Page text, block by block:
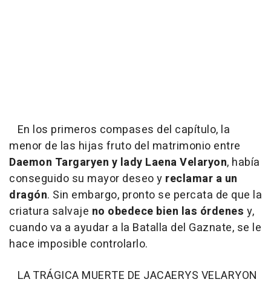
En los primeros compases del capítulo, la
menor de las hijas fruto del matrimonio entre
Daemon Targaryen y lady Laena Velaryon, había
conseguido su mayor deseo y reclamar a un
dragón. Sin embargo, pronto se percata de que la
criatura salvaje no obedece bien las órdenes y,
cuando va a ayudar a la Batalla del Gaznate, se le
hace imposible controlarlo.
LA TRÁGICA MUERTE DE JACAERYS VELARYON